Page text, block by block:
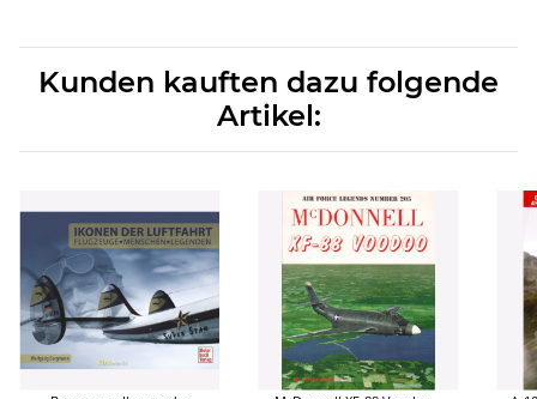
Kunden kauften dazu folgende
Artikel: